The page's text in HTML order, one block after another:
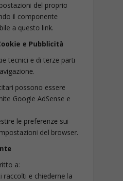
del proprio
il componente
a questo link.
e Pubblicità
tecnici e di terze parti
possono essere
Google AdSense e
le preferenze sui
del browser.
a:
raccolti e chiederne la